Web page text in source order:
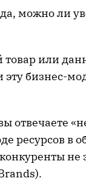
можно ли
или
эту бизнес-
отвечаете
ресурсов в
не